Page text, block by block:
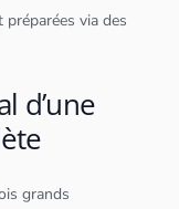
préparées via des
d’une
grands